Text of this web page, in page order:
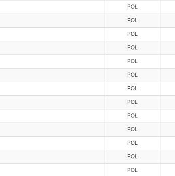
POL
POL
POL
POL
POL
POL
POL
POL
POL
POL
POL
POL
POL